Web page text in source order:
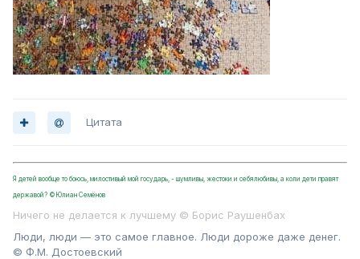
Цитата
Я детей вообще то боюсь, милостивый мой государь, - шумливы, жестоки и себялюбивы, а коли дети правят
державой? ©Юлиан Семёнов
Ничего не делается к лучшему © Борис Раушенбах
Люди, люди — это самое главное. Люди дороже даже денег.
© Ф.М. Достоевский